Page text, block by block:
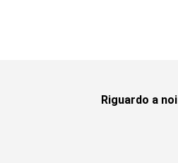
Riguardo a noi